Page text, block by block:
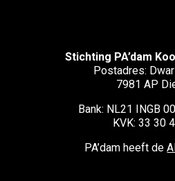
Stichting PA’dam
Postadres:
7981 AP
Bank: NL21 INGB
KVK: 33 30
PA’dam heeft de